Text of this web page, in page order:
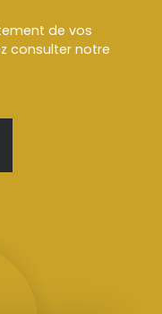
de vos
consulter notre